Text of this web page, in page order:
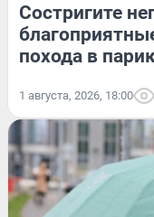
Состригите
похода в
1 августа, 2026, 18:00